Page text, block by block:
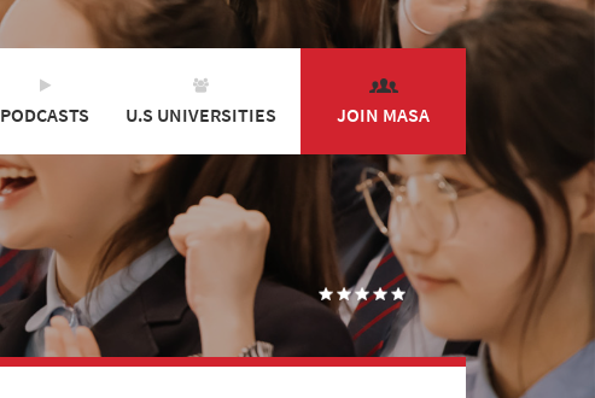
PODCASTS U.S UNIVERSITIES JOIN MASA